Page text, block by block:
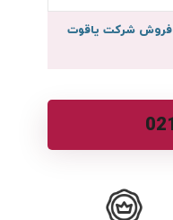
فروش شرکت یاقوت